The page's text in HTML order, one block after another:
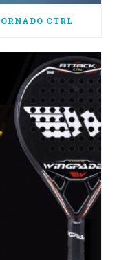
CTRL